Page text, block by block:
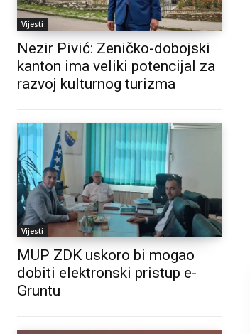
Vijesti
Nezir Pivić: Zeničko-dobojski
kanton ima veliki potencijal za
razvoj kulturnog turizma
Vijesti
MUP ZDK uskoro bi mogao
dobiti elektronski pristup e-
Gruntu